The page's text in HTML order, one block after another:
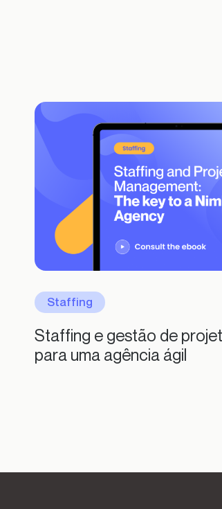
Staffing
Staffing e gestão de projetos: a chave
para uma agência ágil